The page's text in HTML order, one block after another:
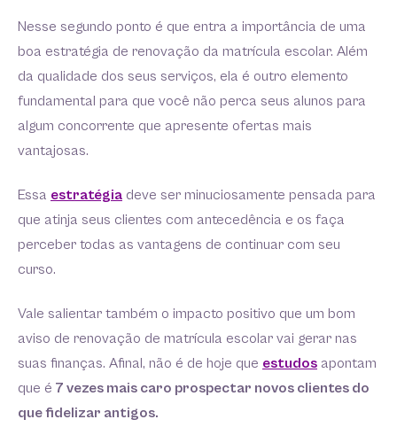
Nesse segundo ponto é que entra a importância de uma
boa estratégia de renovação da matrícula escolar. Além
da qualidade dos seus serviços, ela é outro elemento
fundamental para que você não perca seus alunos para
algum concorrente que apresente ofertas mais
vantajosas.
Essa estratégia deve ser minuciosamente pensada para
que atinja seus clientes com antecedência e os faça
perceber todas as vantagens de continuar com seu
curso.
Vale salientar também o impacto positivo que um bom
aviso de renovação de matrícula escolar vai gerar nas
suas finanças. Afinal, não é de hoje que estudos apontam
que é 7 vezes mais caro prospectar novos clientes do
que fidelizar antigos.